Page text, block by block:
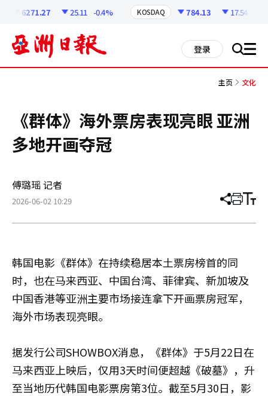
6271.27 25.11 -0.4% KOSDAQ 784.13 17.54
登录 搜 all
主页 文化
《群体》海外票房表现亮眼 亚洲
多地开画夺冠
傅璐瑶 记者
2026-06-02 10:29 分
章
打 调
小
韩国电影《群体》在持续稳居本土票房榜首的同
时，也在马来西亚、中国台湾、菲律宾、新加坡及
中国香港等亚洲主要市场接连拿下开画票房冠军，
海外市场表现亮眼。
据发行公司SHOWBOX消息，《群体》于5月22日在
马来西亚上映后，仅用3天时间便超越《破墓》，升
至当地历代韩国电影票房第3位。截至5月30日，影